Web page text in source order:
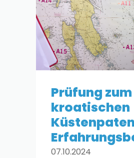
Prüfung zum
kroatischen
07.10.2024